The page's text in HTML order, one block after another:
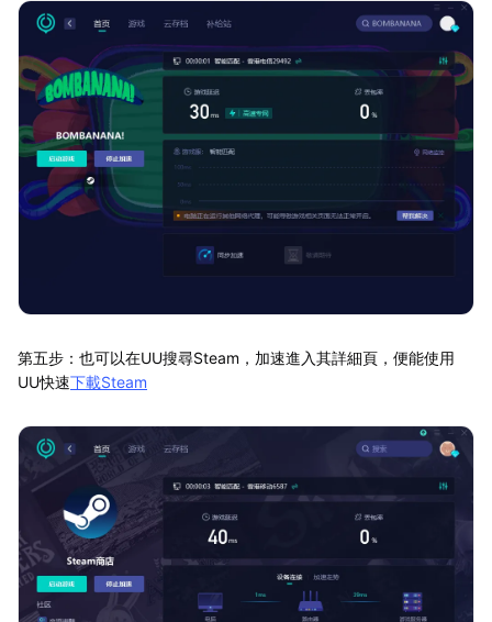
第五步：也可以在UU搜尋Steam，加速進入其詳細頁，便能使用
UU快速下載Steam